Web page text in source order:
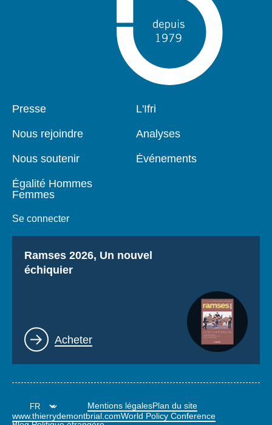
Pied
Presse
Nous rejoindre
Nous soutenir
Égalité Hommes
Femmes
Se connecter
Navigation
L'Ifri
Analyses
Événements
Titre
Ramses 2026, Un nouvel
échiquier
Lien
Acheter
Mentions légalesPlan du site
www.thierrydemontbrial.comWorld Policy Conference